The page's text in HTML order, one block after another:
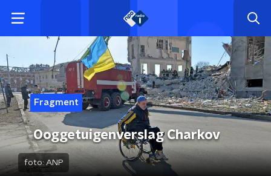
Fragment
Ooggetuigenverslag Charkov
foto: ANP